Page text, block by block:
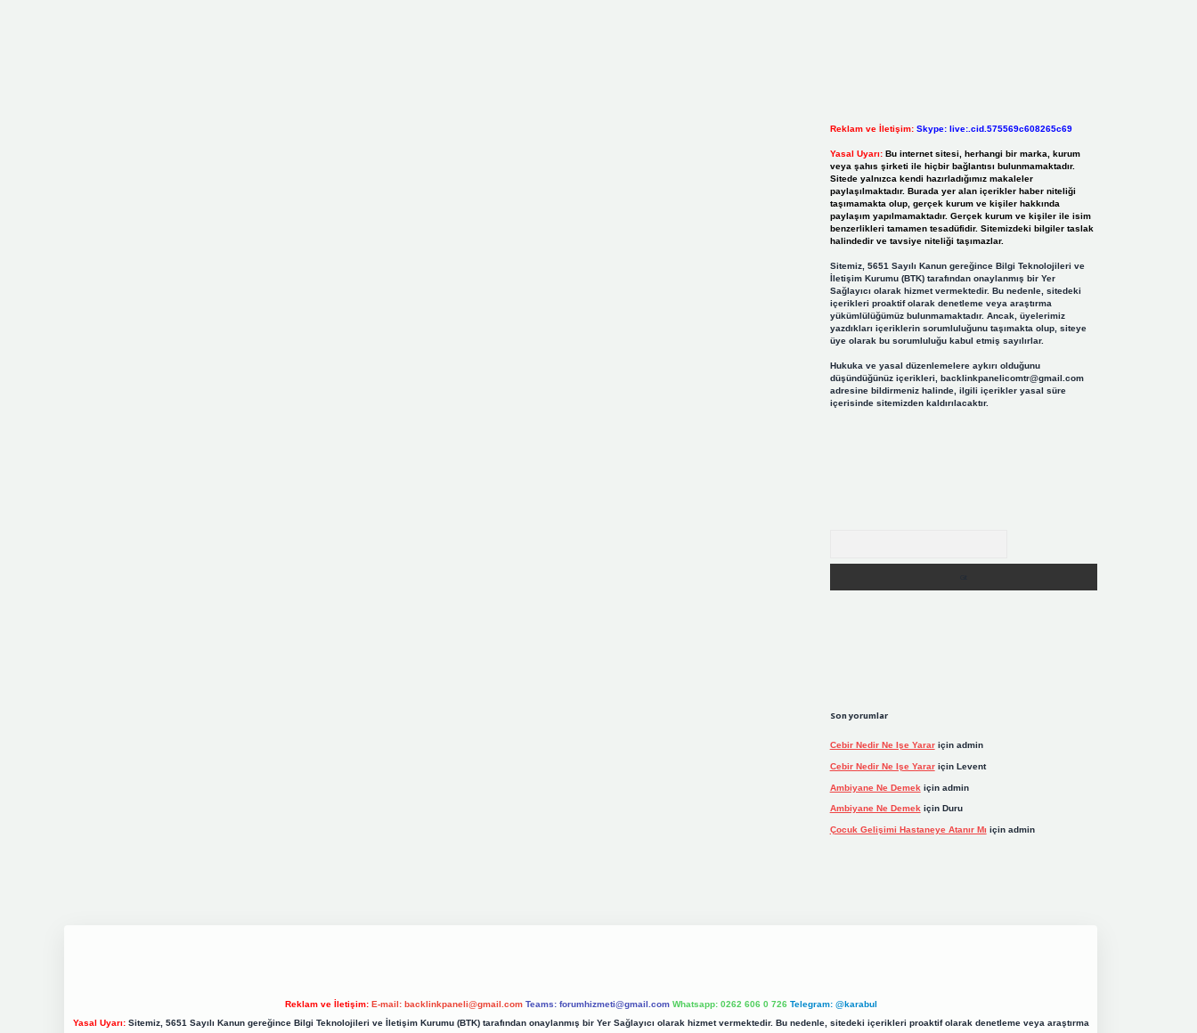
Reklam ve İletişim: Skype: live:.cid.575569c608265c69
Yasal Uyarı: Bu internet sitesi, herhangi bir marka, kurum
veya şahıs şirketi ile hiçbir bağlantısı bulunmamaktadır.
Sitede yalnızca kendi hazırladığımız makaleler
paylaşılmaktadır. Burada yer alan içerikler haber niteliği
taşımamakta olup, gerçek kurum ve kişiler hakkında
paylaşım yapılmamaktadır. Gerçek kurum ve kişiler ile isim
benzerlikleri tamamen tesadüfidir. Sitemizdeki bilgiler taslak
halindedir ve tavsiye niteliği taşımazlar.
Sitemiz, 5651 Sayılı Kanun gereğince Bilgi Teknolojileri ve
İletişim Kurumu (BTK) tarafından onaylanmış bir Yer
Sağlayıcı olarak hizmet vermektedir. Bu nedenle, sitedeki
içerikleri proaktif olarak denetleme veya araştırma
yükümlülüğümüz bulunmamaktadır. Ancak, üyelerimiz
yazdıkları içeriklerin sorumluluğunu taşımakta olup, siteye
üye olarak bu sorumluluğu kabul etmiş sayılırlar.
Hukuka ve yasal düzenlemelere aykırı olduğunu
düşündüğünüz içerikleri, backlinkpanelicomtr@gmail.com
adresine bildirmeniz halinde, ilgili içerikler yasal süre
içerisinde sitemizden kaldırılacaktır.
Son yorumlar
Cebir Nedir Ne Işe Yarariçin admin
Cebir Nedir Ne Işe Yarariçin Levent
Ambiyane Ne Demek için admin
Ambiyane Ne Demek için Duru
Çocuk Gelişimi Hastaneye Atanır Mı için admin
Reklam ve İletişim: E-mail: backlinkpaneli@gmail.com Teams: forumhizmeti@gmail.com Whatsapp: 0262 606 0 726 Telegram: @karabul
Yasal Uyarı:Sitemiz, 5651 Sayılı Kanun gereğince Bilgi Teknolojileri ve İletişim Kurumu (BTK) tarafından onaylanmış bir Yer Sağlayıcı olarak hizmet vermektedir. Bu nedenle, sitedeki içerikleri proaktif olarak denetleme veya araştırma